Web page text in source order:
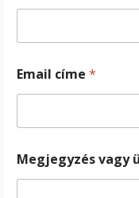
Email címe *
Megjegyzés vagy